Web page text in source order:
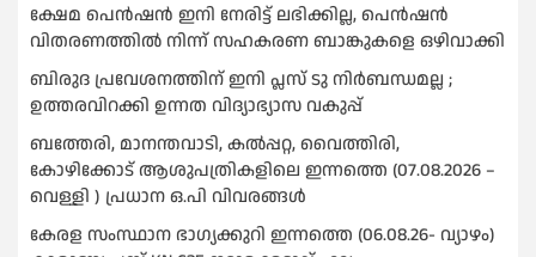
ക്ഷേമ പെൻഷൻ ഇനി നേരിട്ട് ലഭിക്കില്ല, പെൻഷൻ
വിതരണത്തില്‍ നിന്ന് സഹകരണ ബാങ്കുകളെ ഒഴിവാക്കി
ബിരുദ പ്രവേശനത്തിന് ഇനി പ്ലസ് ടു നിര്‍ബന്ധമല്ല ;
ഉത്തരവിറക്കി ഉന്നത വിദ്യാഭ്യാസ വകുപ്പ്
ബത്തേരി, മാനന്തവാടി, കൽപ്പറ്റ, വൈത്തിരി,
കോഴിക്കോട് ആശുപത്രികളിലെ ഇന്നത്തെ (07.08.2026 –
വെള്ളി ) പ്രധാന ഒ.പി വിവരങ്ങൾ
കേരള സംസ്ഥാന ഭാഗ്യക്കുറി ഇന്നത്തെ (06.08.26- വ്യാഴം)